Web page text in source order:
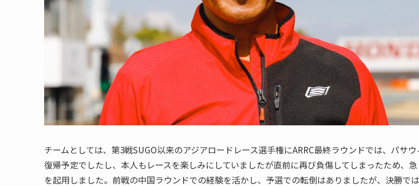
チームとしては、第3戦SUGO以来のアジアロードレース選手権にARRC最終ラウンドでは、パサ
復帰予定でしたし、本人もレースを楽しみにしていましたが直前に再び負傷してしまったため、
を起用しました。前戦の中国ラウンドでの経験を活かし、予選での転倒はありましたが、決勝で